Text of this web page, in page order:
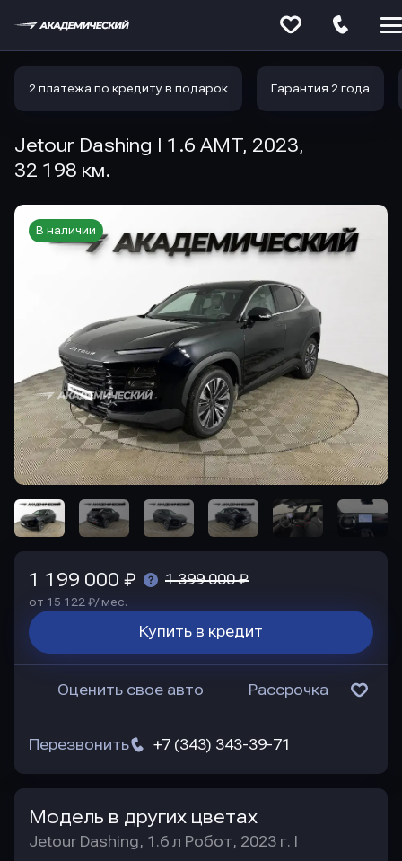
2 платежа по кредиту в подарок Гарантия 2 года
Jetour Dashing I 1.6 AMT, 2023,
32 198 км.
В наличии
1 199 000 ₽ 1 399 000 ₽
от 15 122 ₽/ мес.
Купить в кредит
Оценить свое авто Рассрочка
+7 (343) 343-39-71
Перезвонить
Модель в других цветах
Jetour Dashing, 1.6 л Робот, 2023 г. I